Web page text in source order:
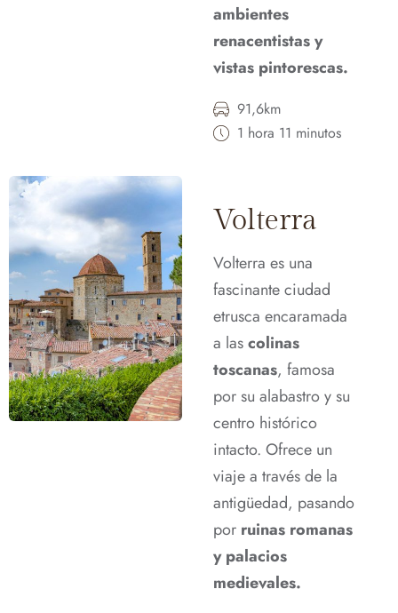
ambientes
renacentistas y
vistas pintorescas.
91,6km
1 hora 11 minutos
Volterra
Volterra es una
fascinante ciudad
etrusca encaramada
a lascolinas
toscanas, famosa
por su alabastro y su
centro histórico
intacto. Ofrece un
viaje a través de la
antigüedad, pasando
por ruinas romanas
y palacios
medievales.